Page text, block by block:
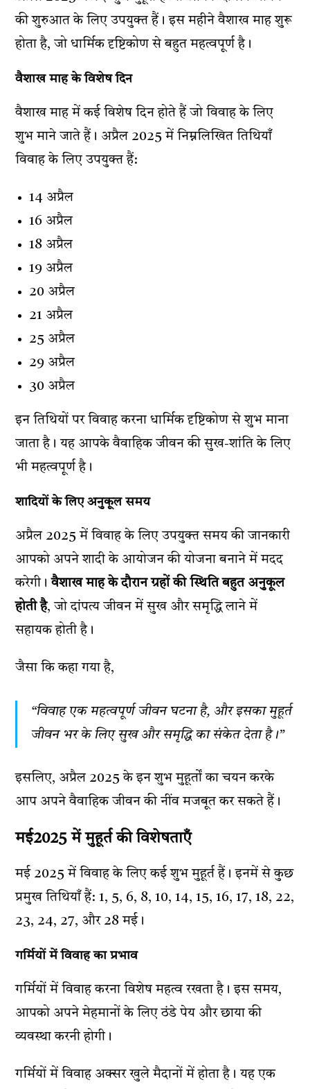
की शुरुआत के लिए उपयुक्त हैं। इस महीने वैशाख माह शुरू
होता है, जो धार्मिक दृष्टिकोण से बहुत महत्वपूर्ण है।
वैशाख माह के विशेष दिन
वैशाख माह में कई विशेष दिन होते हैं जो विवाह के लिए
शुभ माने जाते हैं। अप्रैल 2025 में निम्नलिखित तिथियाँ
विवाह के लिए उपयुक्त हैं:
14 अप्रैल
16 अप्रैल
18 अप्रैल
19 अप्रैल
20 अप्रैल
21 अप्रैल
25 अप्रैल
29 अप्रैल
30 अप्रैल
इन तिथियों पर विवाह करना धार्मिक दृष्टिकोण से शुभ माना
जाता है। यह आपके वैवाहिक जीवन की सुख-शांति के लिए
भी महत्वपूर्ण है।
शादियों के लिए अनुकूल समय
अप्रैल 2025 में विवाह के लिए उपयुक्त समय की जानकारी
आपको अपने शादी के आयोजन की योजना बनाने में मदद
करेगी।वैशाख माह के दौरान ग्रहों की स्थिति बहुत अनुकूल
होती है, जो दांपत्य जीवन में सुख और समृद्धि लाने में
सहायक होती है।
जैसा कि कहा गया है,
“विवाह एक महत्वपूर्ण जीवन घटना है, और इसका मुहूर्त
जीवन भर के लिए सुख और समृद्धि का संकेत देता है।”
इसलिए, अप्रैल 2025 के इन शुभ मुहूर्तों का चयन करके
आप अपने वैवाहिक जीवन की नींव मजबूत कर सकते हैं।
मई2025 में मुहूर्त की विशेषताएँ
मई 2025 में विवाह के लिए कई शुभ मुहूर्त हैं। इनमें से कुछ
प्रमुख तिथियाँ हैं: 1, 5, 6, 8, 10, 14, 15, 16, 17, 18, 22,
23, 24, 27, और 28 मई।
गर्मियों में विवाह का प्रभाव
गर्मियों में विवाह करना विशेष महत्व रखता है। इस समय,
आपको अपने मेहमानों के लिए ठंडे पेय और छाया की
व्यवस्था करनी होगी।
गर्मियों में विवाह अक्सर खुले मैदानों में होता है। यह एक